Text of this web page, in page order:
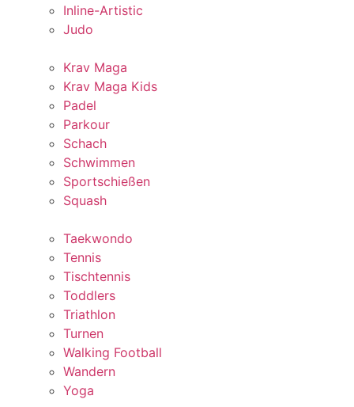
Inline-Artistic
Judo
Krav Maga
Krav Maga Kids
Padel
Parkour
Schach
Schwimmen
Sportschießen
Squash
Taekwondo
Tennis
Tischtennis
Toddlers
Triathlon
Turnen
Walking Football
Wandern
Yoga